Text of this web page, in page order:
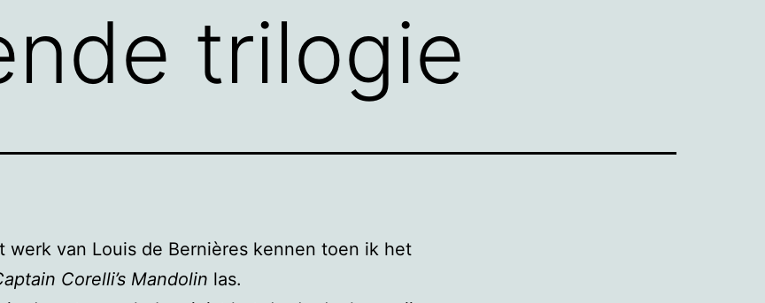
trilogie
werk van Louis de Bernières kennen toen ik het
Corelli’s Mandolin las.